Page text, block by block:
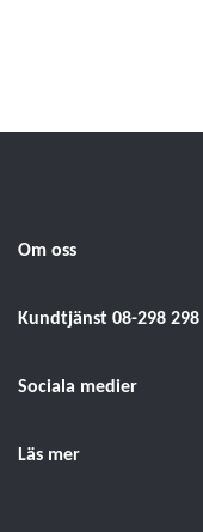
Om oss
Kundtjänst 08-298 298
Sociala medier
Läs mer